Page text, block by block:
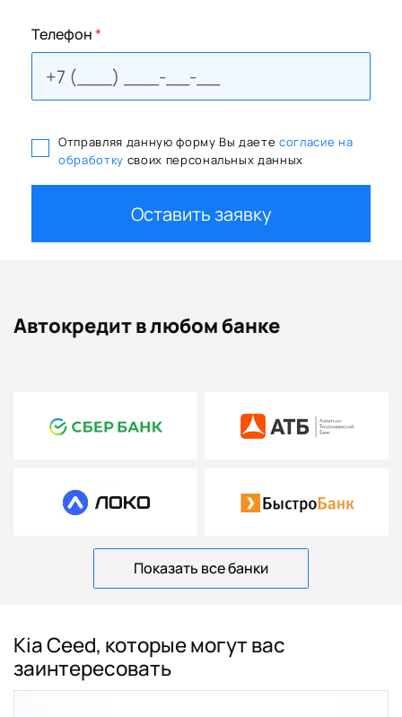
Телефон*
Отправляя данную форму Вы даете согласие на
обработку своих персональных данных
Оставить заявку
Автокредит в любом банке
Показать все банки
Kia Ceed, которые могут вас
заинтересовать